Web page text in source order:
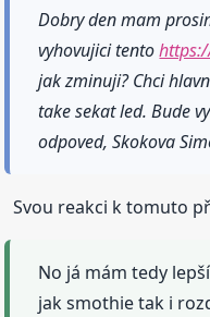
Dobry den mam
vyhovujici tento
jak zminuji? Chci
take sekat led. Bude
odpoved, Skokova
Svou reakci k tomuto
No já mám tedy
jak smothie tak i